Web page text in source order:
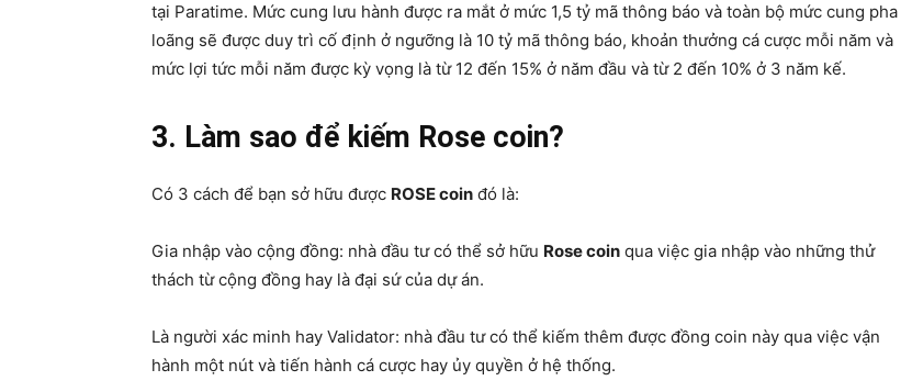
tại Paratime. Mức cung lưu hành được ra mắt ở mức 1,5 tỷ mã thông báo và toàn bộ mức cung pha
loãng sẽ được duy trì cố định ở ngưỡng là 10 tỷ mã thông báo, khoản thưởng cá cược mỗi năm và
mức lợi tức mỗi năm được kỳ vọng là từ 12 đến 15% ở năm đầu và từ 2 đến 10% ở 3 năm kế.
3. Làm sao để kiếm Rose coin?
Có 3 cách để bạn sở hữu được ROSE coin đó là:
Gia nhập vào cộng đồng: nhà đầu tư có thể sở hữu Rose coin qua việc gia nhập vào những thử
thách từ cộng đồng hay là đại sứ của dự án.
Là người xác minh hay Validator: nhà đầu tư có thể kiếm thêm được đồng coin này qua việc vận
hành một nút và tiến hành cá cược hay ủy quyền ở hệ thống.